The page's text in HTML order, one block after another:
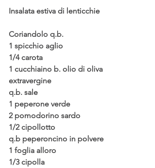
Insalata estiva di lenticchie
Coriandolo q.b.
1 spicchio aglio
1/4 carota
1 cucchiaino b. olio di oliva
extravergine
q.b. sale
1 peperone verde
2 pomodorino sardo
1/2 cipollotto
q.b peperoncino in polvere
1 foglia alloro
1/3 cipolla